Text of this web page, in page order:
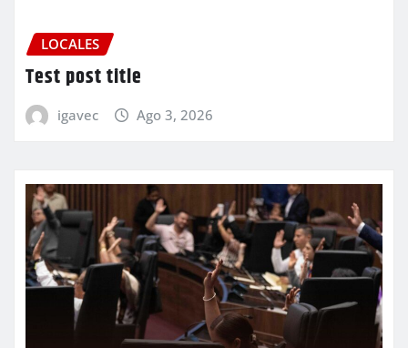
LOCALES
Test post title
igavec Ago 3, 2026